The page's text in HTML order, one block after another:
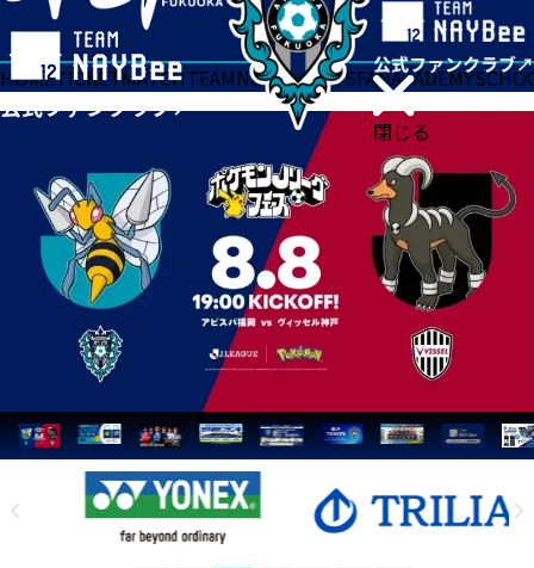
閉じる
HOMETICKETMATCHTEAMNEWSGOODSFANACADEMY